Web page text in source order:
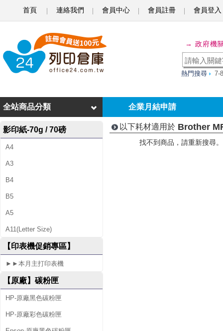
首頁 連絡我們 會員中心 會員註冊 會員登入
o
h
e
r
M
F
2
0
→ 政府機
熱門搜尋 7-
企業月結申請
全站商品分類
影印紙-70g / 70磅
A4
A3
B4
B5
A5
A11(Letter Size)
【印表機促銷專區】
►►本月主打印表機
【原廠】碳粉匣
HP-原廠黑色碳粉匣
HP-原廠彩色碳粉匣
以下耗材適用於 Brother
找不到商品，請重新搜尋。